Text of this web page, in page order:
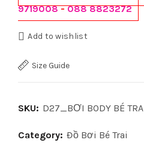
9719008-088 8823272
Add to wishlist
Size Guide
SKU: D27_BƠI BODY BÉ
Category: Đồ Bơi Bé Trai